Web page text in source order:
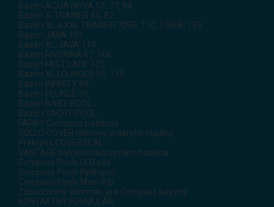
Bazén AQUA NOVA 53, 77, 84
Bazén X-TRAINER 45, 82
Bazén XL a XXL TRAINER 72FB, 110, 110FB, 133
Bazén JAVA 101
Bazén XL-JAVA 114
Bazén RIVERINA 67, 106
Bazén FAST LANE 122
Bazén XL LOUNGER 95, 115
Bazén INFINITY 80
Bazén PLUNGE 35
Bazén BABY POOL
Bazén YACHT POOL
FARBY Compass bazénov
ROLLO COVER roletové prekrytie hladiny
Prekrytia COVERSEAL
VANTAGE samočistiaci systém bazéna
Compass Pools LED pás
Compass Pools Hydropro
Compass Pools Maxi-Rib
Zabudovaný skimmer, pre Compass bazény
KONTAKTNÝ FORMULÁR